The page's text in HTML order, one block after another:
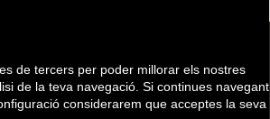
de tercers per poder millorar els nostres
de la teva navegació. Si continues navegant
considerarem que acceptes la seva